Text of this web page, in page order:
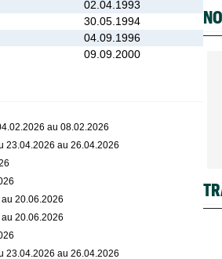
02.04.1993
30.05.1994
04.09.1996
09.09.2000
au 08.02.2026
23.04.2026 au 26.04.2026
20.06.2026
20.06.2026
23.04.2026 au 26.04.2026